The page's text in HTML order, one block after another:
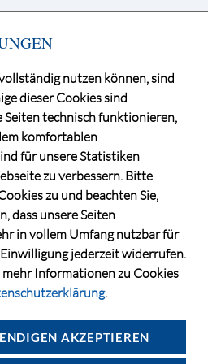
nutzen können, sind
dieser Cookies sind
technisch funktionieren,
komfortablen
für unsere Statistiken
zu verbessern. Bitte
zu und beachten Sie,
dass unsere Seiten
in vollem Umfang nutzbar für
jederzeit widerrufen.
Informationen zu Cookies
.
AKZEPTIEREN